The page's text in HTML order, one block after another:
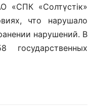
«СПК «Солтүстік»
что нарушало
нарушений. В